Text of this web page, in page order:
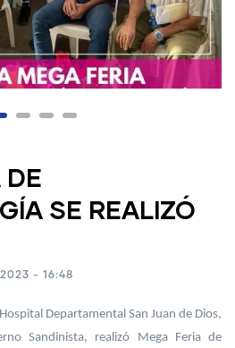
DE
SE REALIZÓ
- 16:48
Departamental San Juan de Dios,
Sandinista, realizó Mega Feria de